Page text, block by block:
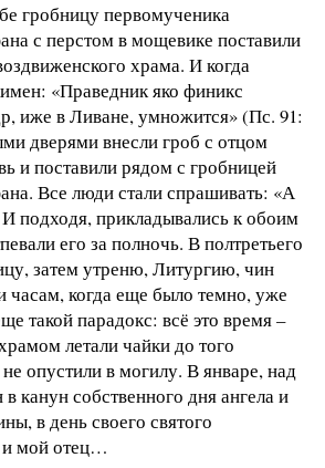
гробницу первомученика
с перстом в мощевике поставили
храма. И когда
«Праведник яко финикс
иже в Ливане, умножится» (Пс. 91:
дверями внесли гроб с отцом
и поставили рядом с гробницей
Все люди стали спрашивать: «А
подходя, прикладывались к обоим
его за полночь. В полтретьего
затем утреню, Литургию, чин
часам, когда еще было темно, уже
такой парадокс: всё это время –
летали чайки до того
опустили в могилу. В январе, над
собственного дня ангела и
в день своего святого
и мой отец…